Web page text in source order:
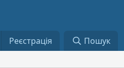
Реєстрація Пошук